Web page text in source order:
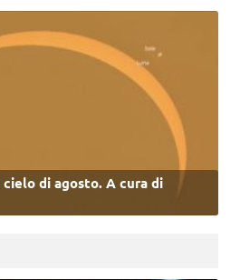
cielo di agosto. A cura di